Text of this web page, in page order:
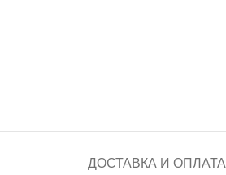
ДОСТАВКА И ОПЛАТА